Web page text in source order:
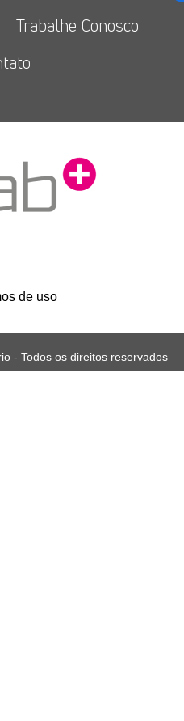
Trabalhe Conosco
de uso
- Todos os direitos reservados